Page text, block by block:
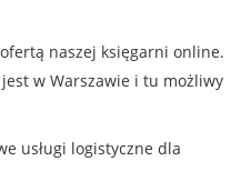
naszej księgarni online.
w Warszawie i tu możliwy
usługi logistyczne dla